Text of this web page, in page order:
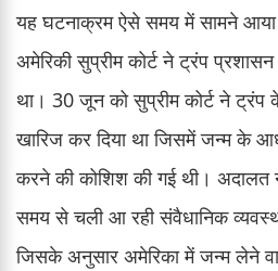
यह घटनाक्रम ऐसे समय में सामने
अमेरिकी सुप्रीम कोर्ट ने ट्रंप
था। 30 जून को सुप्रीम कोर्ट ने
खारिज कर दिया था जिसमें जन्म के
करने की कोशिश की गई थी।
समय से चली आ रही संवैधानिक
जिसके अनुसार अमेरिका में जन्म लेने